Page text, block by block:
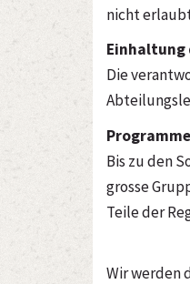
nicht
Einhaltung
Die
Bis zu den
grosse
Teile der
Wir werden